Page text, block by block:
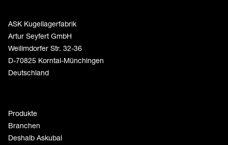
ASK Kugellagerfabrik
Artur Seyfert GmbH
Weilimdorfer Str. 32-36
D-70825 Korntal-Münchingen
Deutschland
Produkte
Branchen
Deshalb Askubal